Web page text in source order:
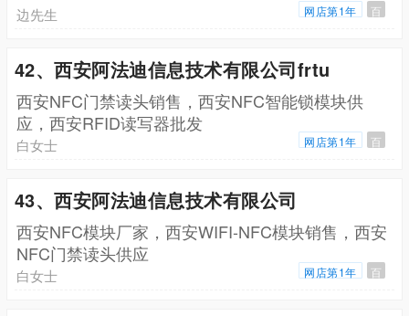
边先生 网店第1年 百
42、西安阿法迪信息技术有限公司frtu
西安NFC门禁读头销售，西安NFC智能锁模块供
应，西安RFID读写器批发
白女士 网店第1年 百
43、西安阿法迪信息技术有限公司
西安NFC模块厂家，西安WIFI-NFC模块销售，西安
NFC门禁读头供应
白女士 网店第1年 百